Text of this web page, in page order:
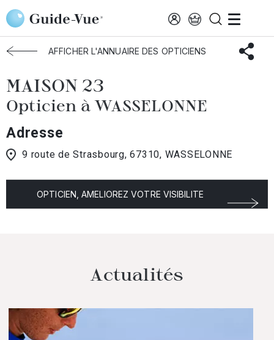
Aller au contenu principal
Accueil Choisir mon opticien Wasselonne MAISON 23
AFFICHER L'ANNUAIRE DES OPTICIENS
MAISON 23
Opticien à WASSELONNE
Adresse
9 route de Strasbourg, 67310, WASSELONNE
OPTICIEN, AMELIOREZ VOTRE VISIBILITE
Actualités